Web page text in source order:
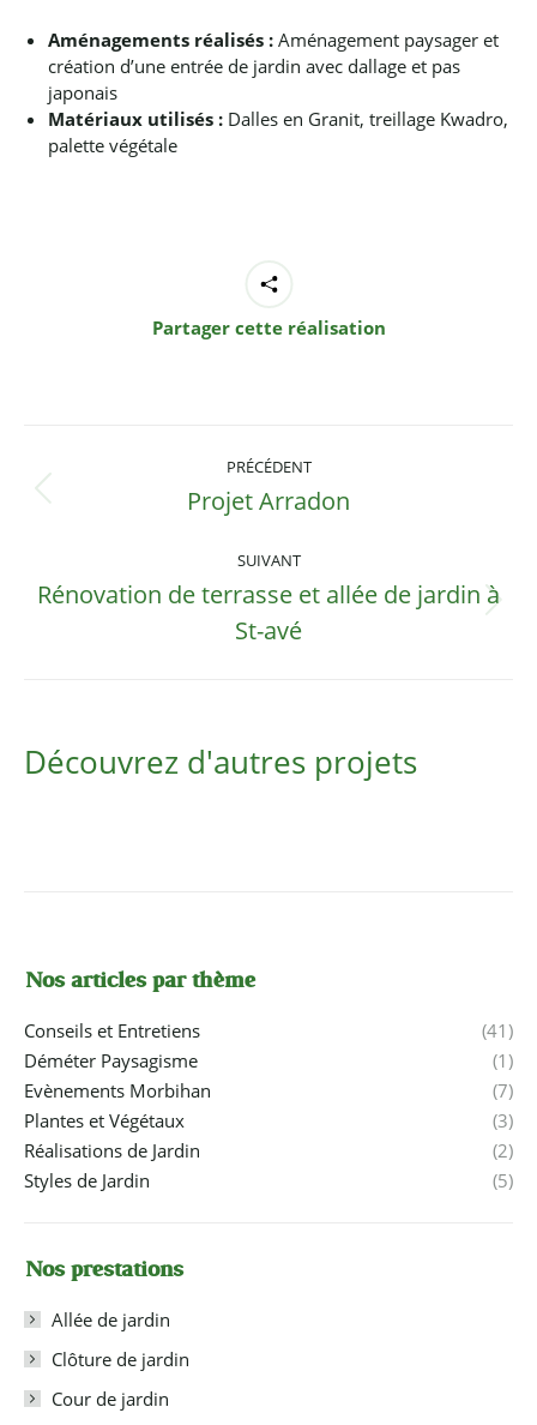
Aménagements réalisés : Aménagement paysager et
création d’une entrée de jardin avec dallage et pas
japonais
Matériaux utilisés : Dalles en Granit, treillage Kwadro,
palette végétale
Partager cette réalisation
Navigation
de
commentaire
PRÉCÉDENT
Onglet
Projet Arradon
SUIVANT
similaires
Rénovation de terrasse et allée de jardin à
St-avé
Découvrez d'autres projets
Nos articles par thème
Conseils et Entretiens
(41)
Déméter Paysagisme
(1)
Evènements Morbihan
(7)
Plantes et Végétaux
(3)
Réalisations de Jardin
(2)
Styles de Jardin
(5)
Nos prestations
Allée de jardin
Clôture de jardin
Cour de jardin